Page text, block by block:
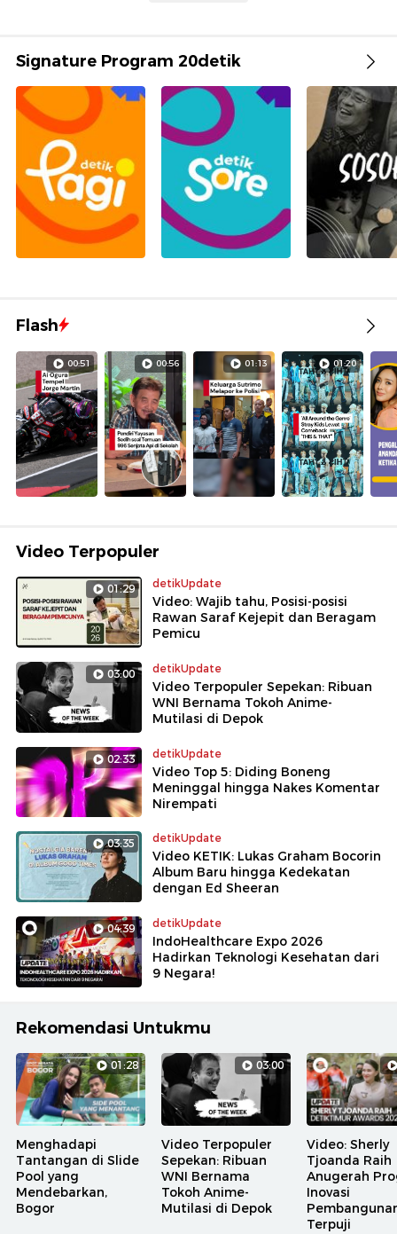
Signature Program 20detik
Flash
00:51 00:56 01:13 01:20
Video Terpopuler
01:29 detikUpdate
Video: Wajib tahu, Posisi-posisi
Rawan Saraf Kejepit dan Beragam
Pemicu
03:00 detikUpdate
Video Terpopuler Sepekan: Ribuan
WNI Bernama Tokoh Anime-
Mutilasi di Depok
02:33 detikUpdate
Video Top 5: Diding Boneng
Meninggal hingga Nakes Komentar
Nirempati
03:35 detikUpdate
Video KETIK: Lukas Graham Bocorin
Album Baru hingga Kedekatan
dengan Ed Sheeran
04:39 detikUpdate
IndoHealthcare Expo 2026
Hadirkan Teknologi Kesehatan dari
9 Negara!
Rekomendasi Untukmu
01:28
Menghadapi
Tantangan di Slide
Pool yang
Mendebarkan,
Bogor
03:00
Video Terpopuler
Sepekan: Ribuan
WNI Bernama
Tokoh Anime-
Mutilasi di Depok
Video: Sherly
Tjoanda Raih
Anugerah
Inovasi
Terpuji